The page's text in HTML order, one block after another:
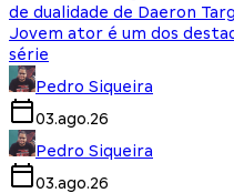
de dualidade de Daeron
Jovem ator é um dos
série
Pedro Siqueira
03.ago.26
Pedro Siqueira
03.ago.26